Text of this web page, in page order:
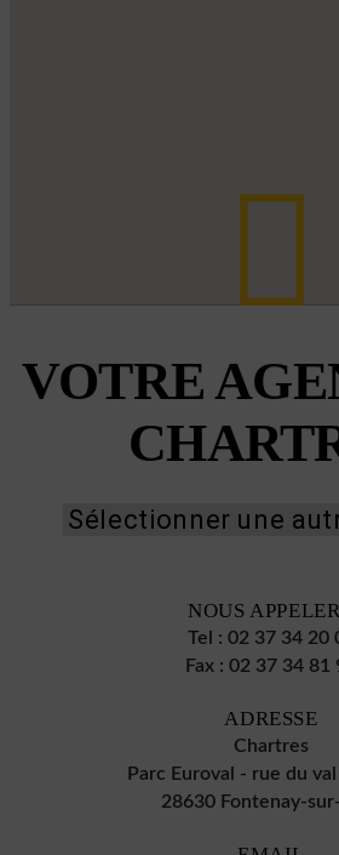
VOTRE
NOUS
Tel : 02 37 34 20
Fax : 02 37 34 81
ADRESSE
Chartres
Parc Euroval - rue du
28630 Fontenay-